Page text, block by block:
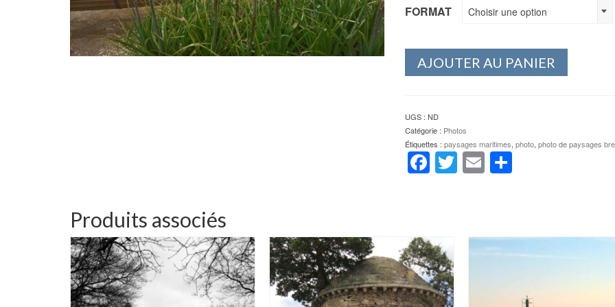
FORMAT Choisir une option
AJOUTER AU PANIER
UGS : ND
Catégorie : Photos
Étiquettes : paysages maritimes, photo, photo de paysages
Facebook
Twitter
EmailPartager
Produits associés